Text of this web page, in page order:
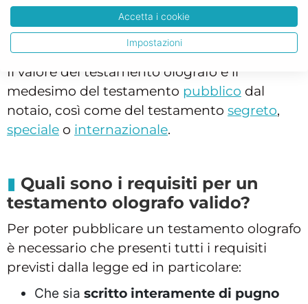
Che valore ha il testamento olografo
rispetto alle altre forme
testamentarie?
Il valore del testamento olografo è il
medesimo del testamento pubblico dal
notaio, così come del testamento segreto,
speciale o internazionale.
Quali sono i requisiti per un
testamento olografo valido?
Per poter pubblicare un testamento olografo
è necessario che presenti tutti i requisiti
previsti dalla legge ed in particolare:
Che sia scritto interamente di pugno
Accetta i cookie
Impostazioni